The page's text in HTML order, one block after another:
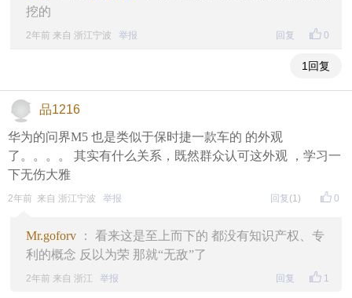
挖的
0
2年前 来自 浙江宁波 举报 回复
1回复
品1216
华为的问界M5 也是类似于保时捷一款车的 的外观
了。。。。 其实有什么关系，既然群众认可这外观 ，学习一
下无伤大雅
0
2年前 来自 浙江宁波 举报 回复 (1)
Mr.goforv ： 看来这是至上而下的 都没有知识产权、专
利的概念 反以为荣 那就“无敌”了
1
2年前 来自 浙江 举报 回复